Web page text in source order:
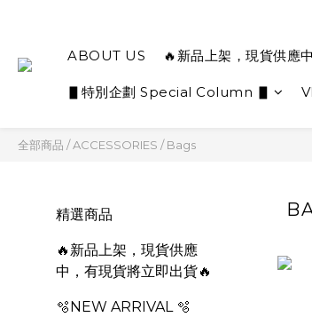
ABOUT US 🔥新品上架，現貨供應
▋特別企劃 Special Column ▋
全部商品 /ACCESSORIES /Bags
精選商品
🔥新品上架，現貨供應
中，有現貨將立即出貨🔥
🫧NEW ARRIVAL 🫧